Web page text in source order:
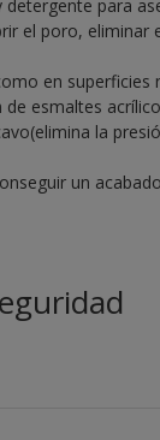
para
el poro, eliminar
en superficies
esmaltes
la
un